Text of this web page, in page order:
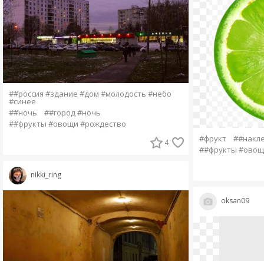
##россия #здание #дом #молодость #небо
#синее
##ночь
##город #ночь
##фрукты #овощи #рождество
4
nikki_ring
#фрукт
##фрукты
oksan09